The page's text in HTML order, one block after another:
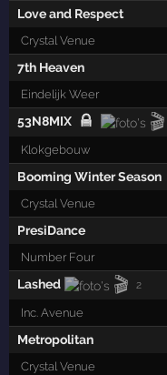
Love and Respect
Crystal Venue
7th Heaven
Eindelijk Weer
53N8MIX 🎬
Klokgebouw
Booming Winter Season
Crystal Venue
PresiDance
Number Four
Lashed 🎬 2
Inc. Avenue
Metropolitan
Crystal Venue